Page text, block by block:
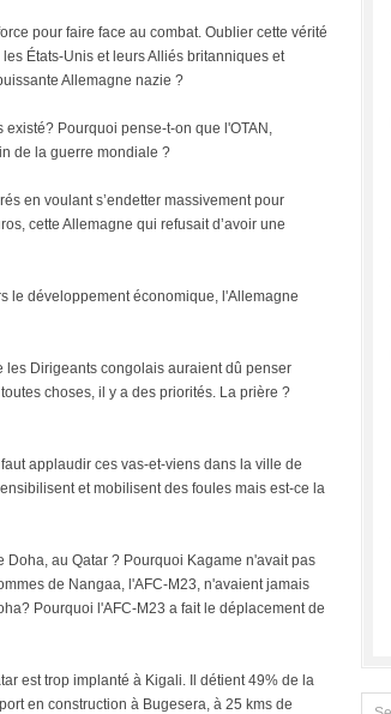
pour faire face au combat. Oublier cette vérité
États-Unis et leurs Alliés britanniques et
Allemagne nazie ?
Pourquoi pense-t-on que l'OTAN,
de la guerre mondiale ?
en voulant s’endetter massivement pour
cette Allemagne qui refusait d’avoir une
le développement économique, l'Allemagne
les Dirigeants congolais auraient dû penser
choses, il y a des priorités. La prière ?
applaudir ces vas-et-viens dans la ville de
et mobilisent des foules mais est-ce la
au Qatar ? Pourquoi Kagame n'avait pas
de Nangaa, l'AFC-M23, n'avaient jamais
Pourquoi l'AFC-M23 a fait le déplacement de
est trop implanté à Kigali. Il détient 49% de la
en construction à Bugesera, à 25 kms de